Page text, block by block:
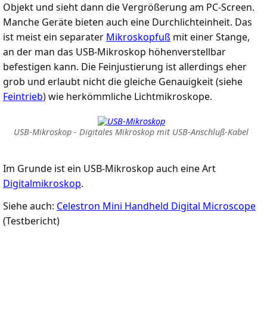
Objekt und sieht dann die Vergrößerung am PC-Screen.
Manche Geräte bieten auch eine Durchlichteinheit. Das
ist meist ein separater Mikroskopfuß mit einer Stange,
an der man das USB-Mikroskop höhenverstellbar
befestigen kann. Die Feinjustierung ist allerdings eher
grob und erlaubt nicht die gleiche Genauigkeit (siehe
Feintrieb) wie herkömmliche Lichtmikroskope.
USB-Mikroskop - Digitales Mikroskop mit USB-Anschluß-Kabel
Im Grunde ist ein USB-Mikroskop auch eine Art
Digitalmikroskop.
Siehe auch: Celestron Mini Handheld Digital Microscope
(Testbericht)